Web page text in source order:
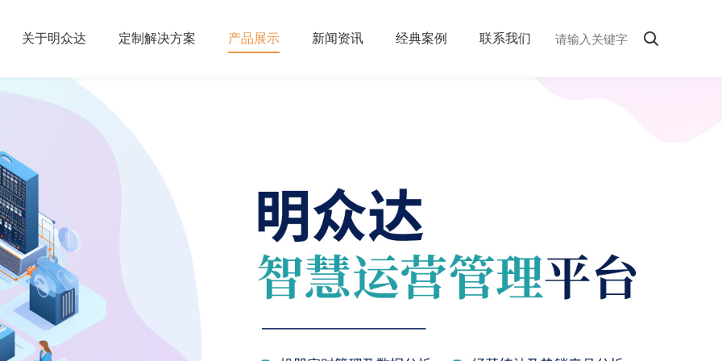
关于明众达 定制解决方案 产品展示 新闻资讯 经典案例 联系我们